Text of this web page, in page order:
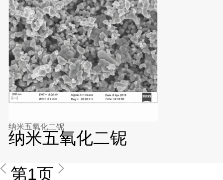
纳米五氧化二铌
纳米五氧化二铌
第1页